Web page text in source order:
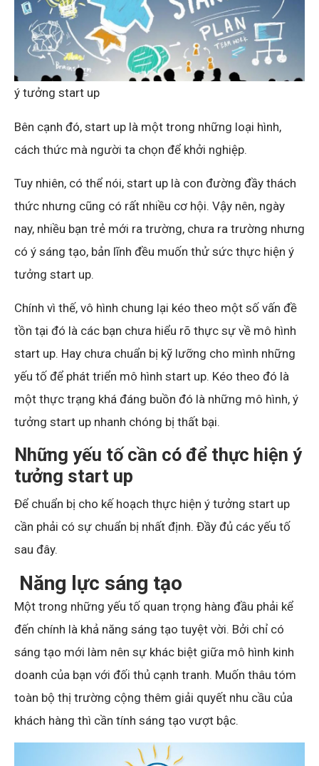
ý tưởng start up
Bên cạnh đó, start up là một trong những loại hình,
cách thức mà người ta chọn để khởi nghiệp.
Tuy nhiên, có thể nói, start up là con đường đầy thách
thức nhưng cũng có rất nhiều cơ hội. Vậy nên, ngày
nay, nhiều bạn trẻ mới ra trường, chưa ra trường nhưng
có ý sáng tạo, bản lĩnh đều muốn thử sức thực hiện ý
tưởng start up.
Chính vì thế, vô hình chung lại kéo theo một số vấn đề
tồn tại đó là các bạn chưa hiểu rõ thực sự về mô hình
start up. Hay chưa chuẩn bị kỹ lưỡng cho mình những
yếu tố để phát triển mô hình start up. Kéo theo đó là
một thực trạng khá đáng buồn đó là những mô hình, ý
tưởng start up nhanh chóng bị thất bại.
Những yếu tố cần có để thực hiện ý
tưởng start up
Để chuẩn bị cho kế hoạch thực hiện ý tưởng start up
cần phải có sự chuẩn bị nhất định. Đầy đủ các yếu tố
sau đây.
Năng lực sáng tạo
Một trong những yếu tố quan trọng hàng đầu phải kể
đến chính là khả năng sáng tạo tuyệt vời. Bởi chỉ có
sáng tạo mới làm nên sự khác biệt giữa mô hình kinh
doanh của bạn với đối thủ cạnh tranh. Muốn thâu tóm
toàn bộ thị trường cộng thêm giải quyết nhu cầu của
khách hàng thì cần tính sáng tạo vượt bậc.